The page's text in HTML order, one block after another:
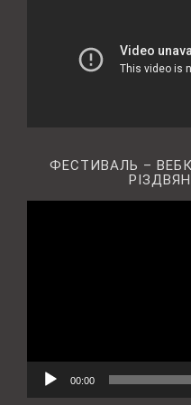
ФЕСТИВАЛЬ –
00:00